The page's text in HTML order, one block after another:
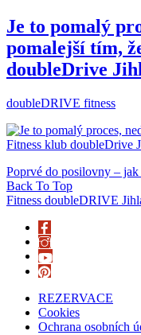
Je to pomalý
pomalejší tím,
doubleDrive
doubleDRIVE fitness
Poprvé do posilovny –
Back To Top
Fitness doubleDRIVE
REZERVACE
Cookies
Ochrana osobních